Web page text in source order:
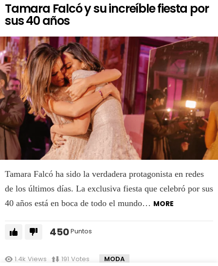
Tamara Falcó y su increíble fiesta por
sus 40 años
Tamara Falcó ha sido la verdadera protagonista en redes
de los últimos días. La exclusiva fiesta que celebró por sus
40 años está en boca de todo el mundo… MORE
450Puntos
1.4k Views 191 Votes MODA